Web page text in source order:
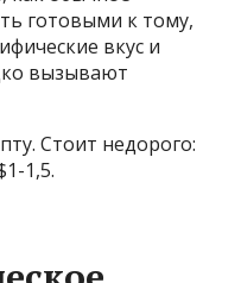
готовыми к тому,
вкус и
вызывают
Стоит недорого:
1,5.